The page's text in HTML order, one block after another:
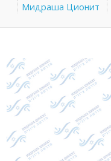
Мидраша Ционит